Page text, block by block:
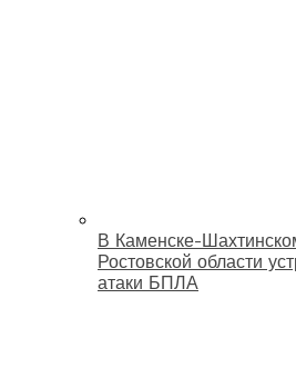
В Каменске-
Ростовской области
атаки БПЛА